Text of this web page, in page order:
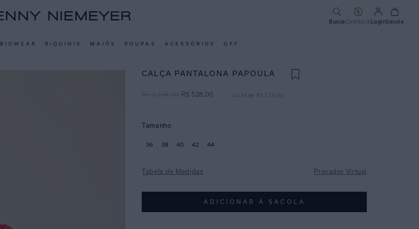
Busca CashbackLoginSacola
BIOWEAR BIQUÍNIS MAIÔS ROUPAS ACESSÓRIOS OFF
CALÇA PANTALONA PAPOULA
R$ 1.198,00 R$ 528 00 ou 3 x de R$ 176 00
Tamanho
36 38 40 42 44
Tabela de Medidas Provador Virtual
ADICIONAR À SACOLA